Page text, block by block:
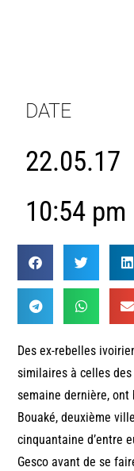
DATE
22.05.17
10:54 pm
Des ex-rebelles
similaires à celles
semaine dernière, ont
Bouaké, deuxième
cinquantaine d’entre
Gesco avant de se